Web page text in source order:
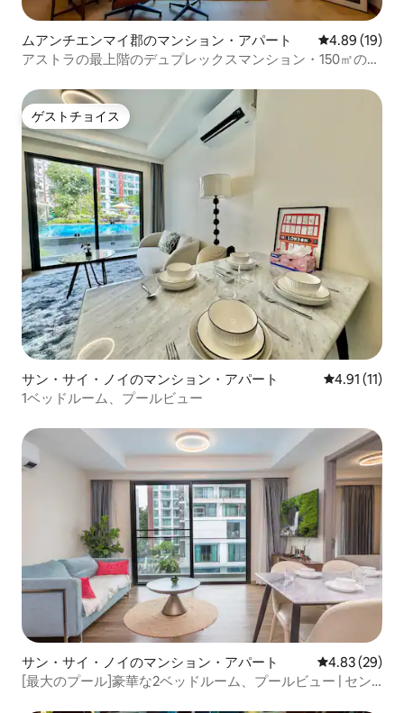
ムアンチエンマイ郡のマンション・アパート レビュー19
4.89 (19)
アストラの最上階のデュプレックスマンション・150㎡の超
な豪華なデザイン・プールとジムからわずか15メートル
ゲストチョイス
ゲストチョイス
サン・サイ・ノイのマンション・アパート レビュー11
4.91 (11)
1ベッドルーム、プールビュー
サン・サイ・ノイのマンション・アパート レビュー29
4.83 (29)
[最大のプール]豪華な2ベッドルーム、プールビュー | セン